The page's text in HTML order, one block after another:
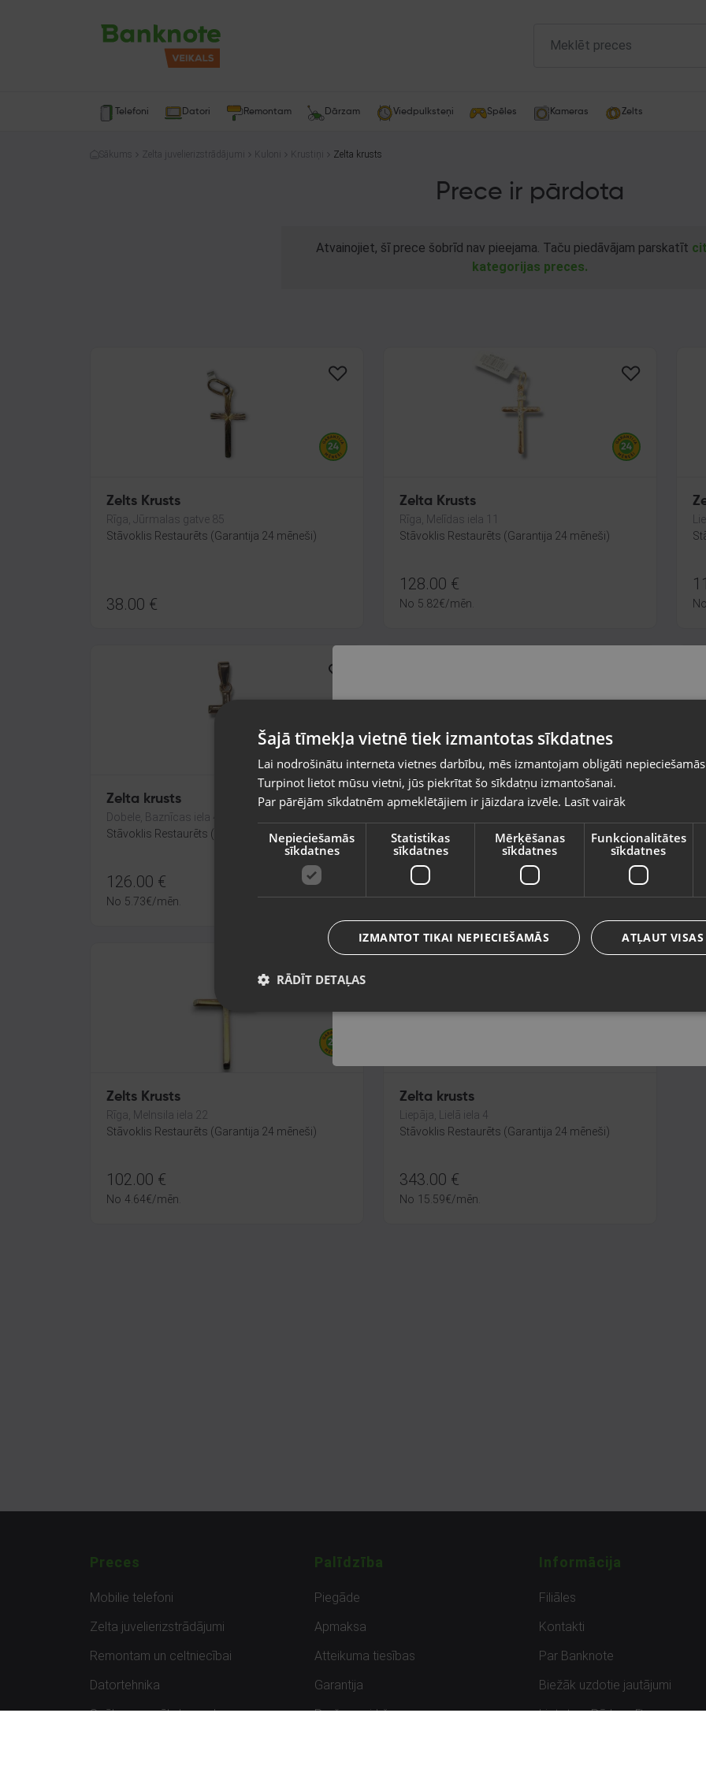
Telefoni Datori Remontam Dārzam Viedpulksteņi Spēles Kameras Zelts
Sākums Zelta juvelierizstrādājumi Kuloni Krustiņi Zelta krusts
Prece ir pārdota
Atvainojiet, šī prece šobrīd nav pieejama. Taču piedāvājam parskatīt
kategorijas preces.
Zelts Krusts
Rīga, Jūrmalas gatve 85
Stāvoklis Restaurēts (Garantija 24 mēneši)
38.00 €
Zelta Krusts
Rīga, Melīdas iela 11
Stāvoklis Restaurēts (Garantija 24 mēneši)
128.00 €
No 5.82€/mēn. No
Zelta krusts
Dobele, Baznīcas iela 4a
Stāvoklis Restaurēts (Garantija 24 mēneši)
126.00 €
No 5.73€/mēn.
Zelts Krusts
Stāvoklis Restaurēts (Garantija 24 mēneši)
246.00
No 11.18€/mēn.
Zelts Krusts
Rīga, Melnsila iela 22
Stāvoklis Restaurēts (Garantija 24 mēneši)
102.00 €
No 4.64€/mēn.
Zelta krusts
Liepāja, Lielā iela 4
Stāvoklis Restaurēts (Garantija 24 mēneši)
343.00 €
No 15.59€/mēn.
Preces
Mobilie telefoni
Zelta juvelierizstrādājumi
Remontam un celtniecībai
Datortehnika
Spēles un spēļu konsoles
Palīdzība
Piegāde
Apmaksa
Atteikuma tiesības
Garantija
Preču uzpirkšana
Informācija
Filiāles
Kontakti
Par Banknote
Biežāk uzdotie jautājumi
Lietots – Pārbaudīts
valsti
Vietnes saturs būs attēlots izvēlētajā valodā
Valsts
Valoda
Latviešu / Latvian
Šajā tīmekļa vietnē tiek izmantotas sīkdatnes
Lai nodrošinātu interneta vietnes darbību, mēs izmantojam obligāti
Turpinot lietot mūsu vietni, jūs piekrītat šo sīkdatņu izmantošanai.
Par pārējām sīkdatnēm apmeklētājiem ir jāizdara izvēle. Lasīt vairāk
Nepieciešamās
sīkdatnes
Statistikas
sīkdatnes
Mērķēšanas
sīkdatnes
Funkcionalitātes
sīkdatnes
ATĻAUT
IZMANTOT TIKAI NEPIECIEŠAMĀS
RĀDĪT DETAĻAS